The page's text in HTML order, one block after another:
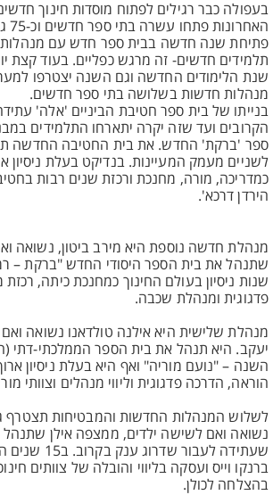
בעפולה כבר רגילים לפתוח מוסדות חינוך
פתיחת שנה חדשה בבית ספר חדש עם מנהלות
תלמידים חדשים- זה מרגש כפליים. בעוד קצת
שנת הלימודים החדשה וגם השנה יצטרפו
מנהלות חדשות בשלושה בתי ספר חדשים.
בנייתו של בית ספר חטיבת הביניים 'אלה'
הקרובים ועד שזה יקרה יתארחו התלמידים
ספר 'ברקת' החדש. את בית החטיבה החדשה
לשניים מעמק המעיינות. בנדיקט בעלת ניסיון
כמדריכה, מורה, מחנכת ורכזת שנים רבות
הירדן דרכא'.
מנהלת חדשה נוספת היא מירב ביטון, נשואה
שנות ניסיון בעולם החינוך כמחנכת כיתה,
פדגוגית ומנהלת שכבה.
מנהלת שלישית היא אילנה טולדאנו נשואה
יעקב. היא תנהל את בית הספר הממלכתי-דתי
השנה – "נועם מוריה" ואף היא בעלת ניסיון
הוראה, הדרכה פדגוגית וליווי מנהלים וצוותי
לשלוש המנהלות החדשות והמבטיחות תצטרף
נשואה ואם לשישה ילדים, ממצפה אילן
שעתידה לעבור
ברנקו וייס ועסקה בליווי והובלה של צוותים
בהצלחה לכולן.